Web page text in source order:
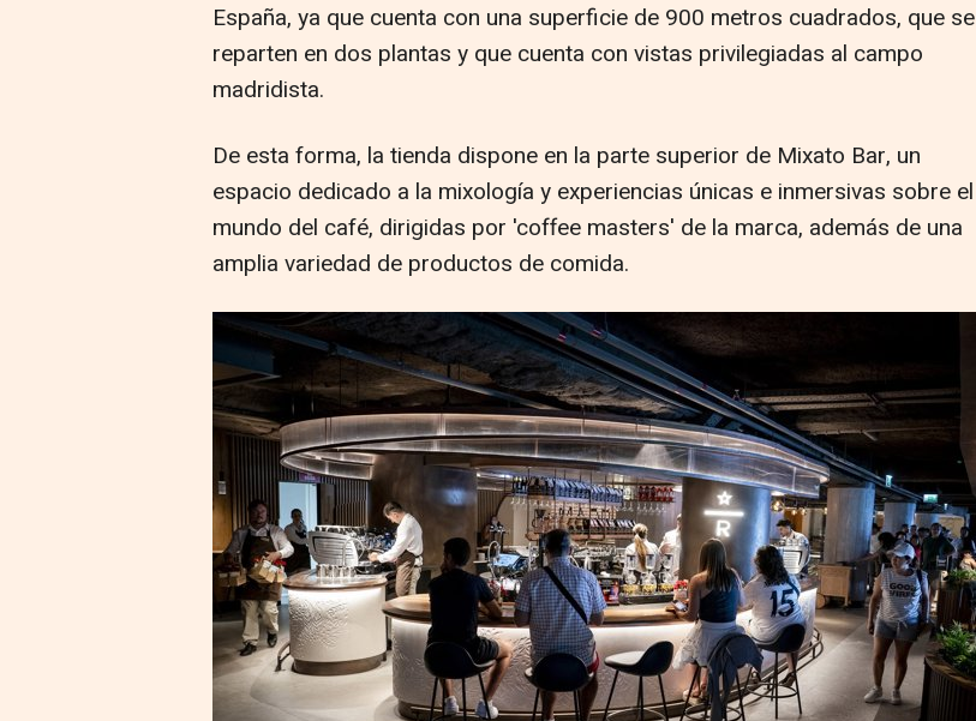
España, ya que cuenta con una superficie de 900 metros cuadrados, que se
reparten en dos plantas y que cuenta con vistas privilegiadas al campo
madridista.
De esta forma, la tienda dispone en la parte superior de Mixato Bar, un
espacio dedicado a la mixología y experiencias únicas e inmersivas sobre el
mundo del café, dirigidas por 'coffee masters' de la marca, además de una
amplia variedad de productos de comida.